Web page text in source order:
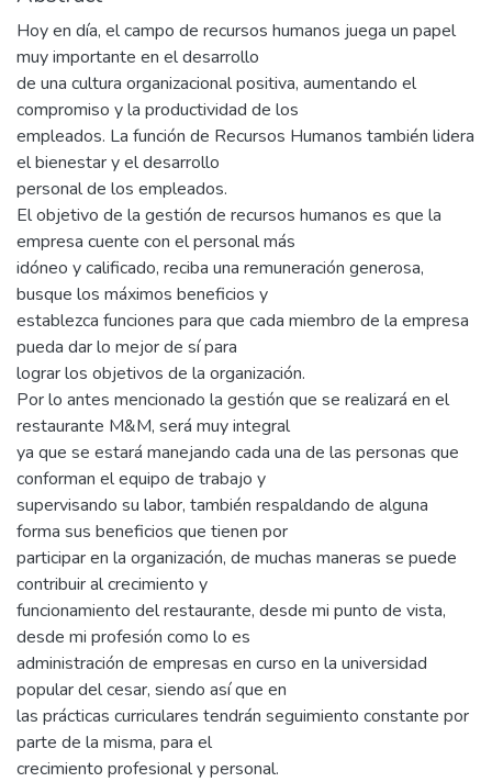
Hoy en día, el campo de recursos humanos juega un papel
muy importante en el desarrollo
de una cultura organizacional positiva, aumentando el
compromiso y la productividad de los
empleados. La función de Recursos Humanos también lidera
el bienestar y el desarrollo
personal de los empleados.
El objetivo de la gestión de recursos humanos es que la
empresa cuente con el personal más
idóneo y calificado, reciba una remuneración generosa,
busque los máximos beneficios y
establezca funciones para que cada miembro de la empresa
pueda dar lo mejor de sí para
lograr los objetivos de la organización.
Por lo antes mencionado la gestión que se realizará en el
restaurante M&M, será muy integral
ya que se estará manejando cada una de las personas que
conforman el equipo de trabajo y
supervisando su labor, también respaldando de alguna
forma sus beneficios que tienen por
participar en la organización, de muchas maneras se puede
contribuir al crecimiento y
funcionamiento del restaurante, desde mi punto de vista,
desde mi profesión como lo es
administración de empresas en curso en la universidad
popular del cesar, siendo así que en
las prácticas curriculares tendrán seguimiento constante por
parte de la misma, para el
crecimiento profesional y personal.